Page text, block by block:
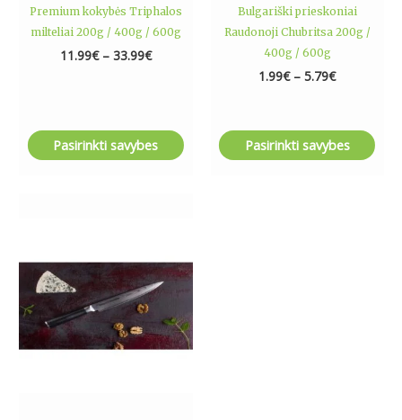
Premium kokybės Triphalos
milteliai 200g / 400g / 600g
11.99€ – 33.99€
Pasirinkti savybes
page
Bulgariški prieskoniai
Raudonoji Chubritsa 200g /
400g / 600g
1.99€ – 5.79€
Pasirinkti savybes
page